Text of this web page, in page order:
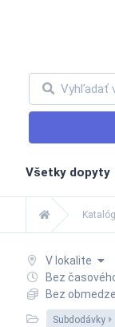
Všetky dopyty
V lokalite
Bez
Bez
Subdodávky